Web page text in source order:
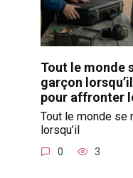
Tout le monde
garçon
pour affronter
Tout le monde se
lorsqu’il
0 3